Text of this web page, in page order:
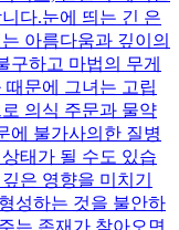
다.눈에 띄는 긴 은
아름다움과 깊이의
구하고 마법의 무게
문에 그녀는 고립
의식 주문과 물약
에 불가사의한 질병
태가 될 수도 있습
은 영향을 미치기
성하는 것을 불안하